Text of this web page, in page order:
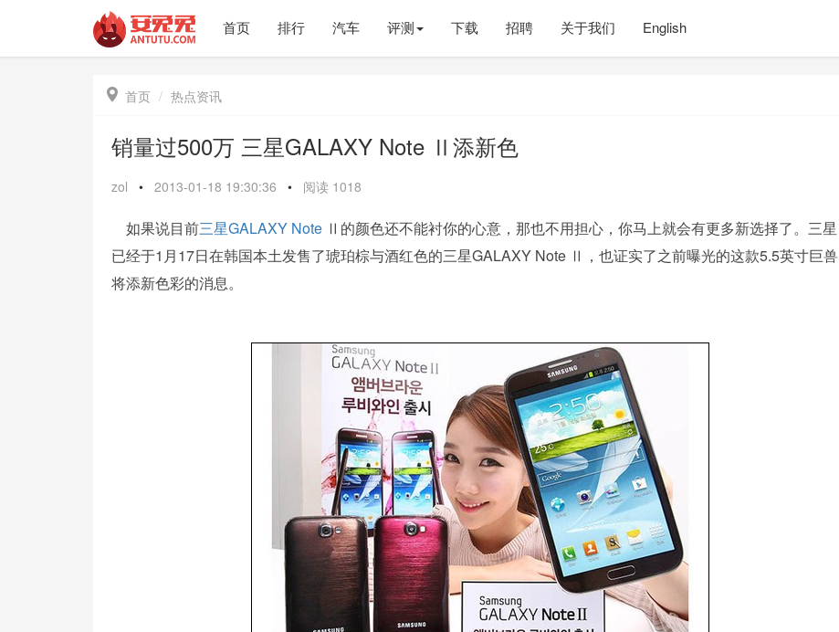
首页 排行 汽车 评测 下载 招聘 关于我们 English
 首页 热点资讯
销量过500万 三星GALAXY Note Ⅱ添新色
zol • 2013-01-18 19:30:36 • 阅读 1018
如果说目前三星GALAXY Note Ⅱ的颜色还不能衬你的心意，那也不用担心，你马上就会有更多新选择了。三星
已经于1月17日在韩国本土发售了琥珀棕与酒红色的三星GALAXY Note Ⅱ，也证实了之前曝光的这款5.5英寸巨兽
将添新色彩的消息。